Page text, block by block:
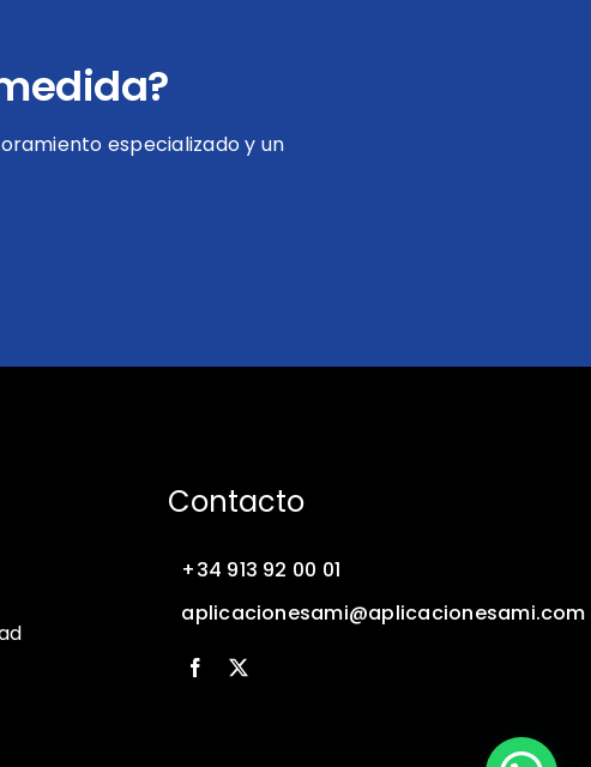
especializado y un
Contacto
+34 913 92 00 01
aplicacionesami@aplicacionesami.com